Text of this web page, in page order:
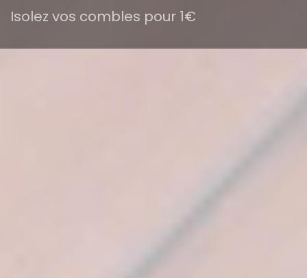
Isolez vos combles pour 1€